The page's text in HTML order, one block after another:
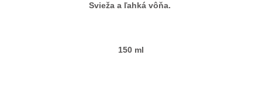
Svieža a ľahká vôňa.
150 ml